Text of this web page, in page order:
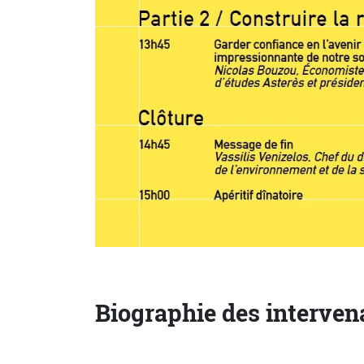
Biographie des